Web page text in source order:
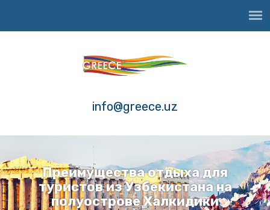
info@greece.uz
Преимущества отдыха для
туристов из Узбекистана на
полуострове Халкидики